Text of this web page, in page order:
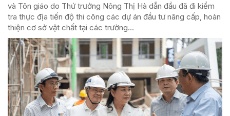
và Tôn giáo do Thứ trưởng Nông Thị Hà dẫn đầu đã đi kiểm
tra thực địa tiến độ thi công các dự án đầu tư nâng cấp, hoàn
thiện cơ sở vật chất tại các trường...